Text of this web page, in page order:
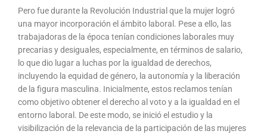
Pero fue durante la Revolución Industrial que la mujer logró
una mayor incorporación el ámbito laboral. Pese a ello, las
trabajadoras de la época tenían condiciones laborales muy
precarias y desiguales, especialmente, en términos de salario,
lo que dio lugar a luchas por la igualdad de derechos,
incluyendo la equidad de género, la autonomía y la liberación
de la figura masculina. Inicialmente, estos reclamos tenían
como objetivo obtener el derecho al voto y a la igualdad en el
entorno laboral. De este modo, se inició el estudio y la
visibilización de la relevancia de la participación de las mujeres